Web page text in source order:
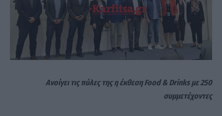
Ανοίγει τις πύλες της η έκθεση Food & Drinks με 250
συμμετέχοντες